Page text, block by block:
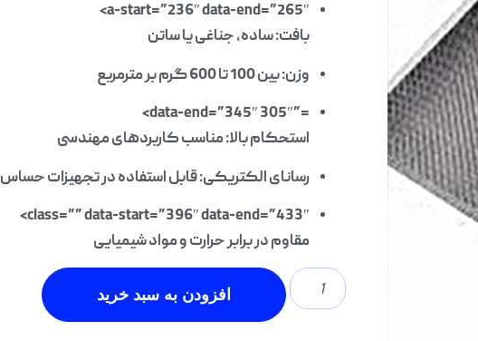
a-start=”236″ data-end=”265″>
بافت: ساده، جناغی یا ساتن
وزن: بین 100 تا 600 گرم بر مترمربع
=”305″ data-end=”345″>
استحکام بالا: مناسب کاربردهای مهندسی
رسانای الکتریکی: قابل استفاده در تجهیزات حساس
class=”” data-start=”396″ data-end=”433″>
مقاوم در برابر حرارت و مواد شیمیایی
افزودن به سبد خرید